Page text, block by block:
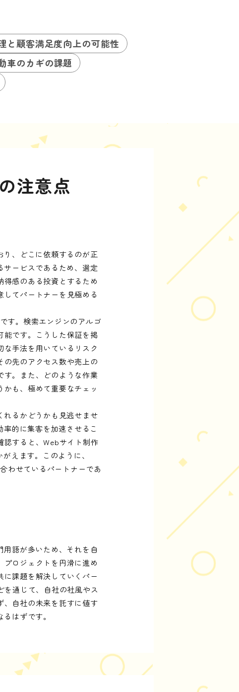
と顧客満足度向上の可能性
車のカギの課題
注意点
り、どこに依頼するのが正
ービスであるため、選定
感のある投資とするため
てパートナーを見極める
す。検索エンジンのアルゴ
能です。こうした保証を掲
手法を用いているリスク
先のアクセス数や売上の
。また、どのような作業
も、極めて重要なチェッ
れるかどうかも見逃せませ
的に集客を加速させるこ
認すると、Webサイト制作
えます。このように、
わせているパートナーであ
語が多いため、それを自
ロジェクトを円滑に進め
課題を解決していくパー
を通じて、自社の社風やス
、自社の未来を託すに値す
はずです。